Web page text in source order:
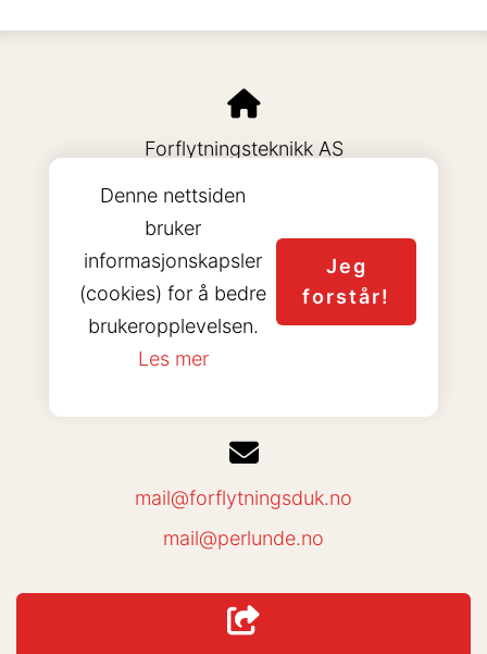
Forflytningsteknikk AS
1553 Son
Org. 980190404 MVA
mail@forflytningsduk.no
mail@perlunde.no
Denne nettsiden
bruker
informasjonskapsler
(cookies) for å bedre
brukeropplevelsen.
Les mer
Jeg
forstår!